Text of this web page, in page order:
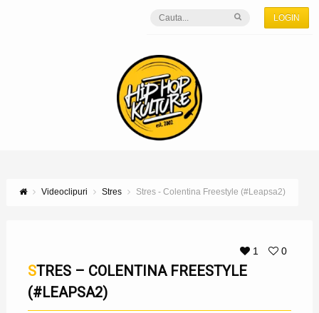
LOGIN
Videoclipuri Stres Stres - Colentina Freestyle (#Leapsa2)
1 0
STRES – COLENTINA FREESTYLE
(#LEAPSA2)